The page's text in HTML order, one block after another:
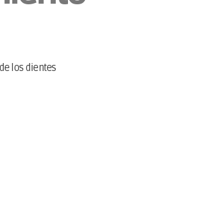
los dientes